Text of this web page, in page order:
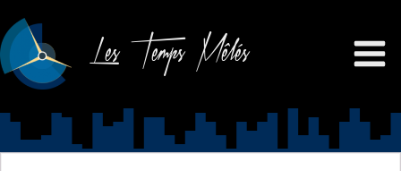
Les Temps Mêlés